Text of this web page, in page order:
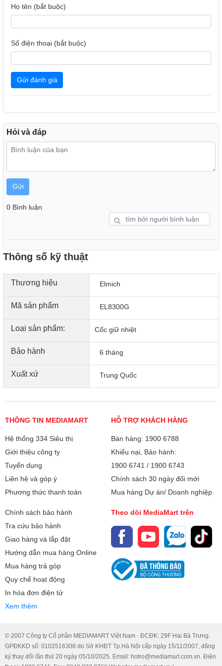
Tiện ích
Cốc giữ nhiệt được làm từ thép không gỉ 304 không chỉ bền
mà khi sử dụng rất dễ vệ sinh, chùi rửa và không lưu lại mùi
thời gian giữ nhiệt.
Nắp đậy được thiết kế chắc chắn, đảm
bảo không bị rò rỉ nước.
cao, giữ lạnh đến 27 giờ và giữ nóng đến 8 giờ
Họ tên (bắt buộc)
Số điện thoại (bắt buộc)
Gửi đánh giá
Hỏi và đáp
Gửi
0 Bình luận
Thông số kỹ thuật
Thương hiệu Elmich
Mã sản phẩm EL8300G
Loại sản phẩm: Cốc giữ nhiệt
Bảo hành 6 tháng
Xuất xứ Trung Quốc
THÔNG TIN MEDIAMART
Hệ thống 334 Siêu thị
Giới thiệu công ty
Tuyển dụng
Liên hệ và góp ý
Phương thức thanh toán
HỖ TRỢ KHÁCH HÀNG
Bán hàng: 1900 6788
Khiếu nại, Bảo hành:
1900 6741 / 1900 6743
Chính sách 30 ngày đổi mới
Mua hàng Dự án/ Doanh nghiệp
Chính sách bảo hành
Tra cứu bảo hành
Giao hàng và lắp đặt
Hướng dẫn mua hàng Online
Mua hàng trả góp
Quy chế hoạt động
In hóa đơn điện tử
Xem thêm
Theo dõi MediaMart trên
© 2007 Công ty Cổ phần MEDIAMART Việt Nam - ĐCĐK: 29F Hai Bà Trưng.
GPĐKKD số: 0102516308 do Sở KHĐT Tp.Hà Nội cấp ngày 15/11/2007, đăng
ký thay đổi lần thứ 20 ngày 05/10/2025. Email: hotro@mediamart.com.vn. Điện